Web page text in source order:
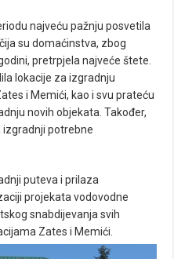
najveću pažnju posvetila
su domaćinstva, zbog
pretrpjela najveće štete.
lokacije za izgradnju
i Memići, kao i svu prateću
novih objekata. Također,
izgradnji potrebne
puteva i prilaza
projekata vodovodne
snabdijevanja svih
Zates i Memići.